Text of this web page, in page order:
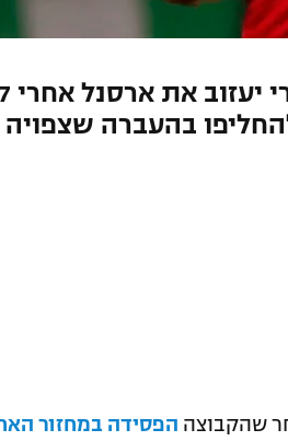
בהעברה שצפויה
שהקבוצה